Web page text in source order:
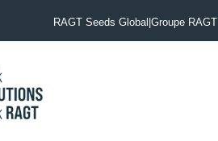
RAGT Seeds Global|Groupe RAGT